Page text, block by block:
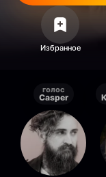
голос
Casper